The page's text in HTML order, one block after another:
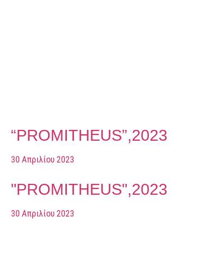
“PROMITHEUS”,2023
30 Απριλίου 2023
"PROMITHEUS",2023
30 Απριλίου 2023